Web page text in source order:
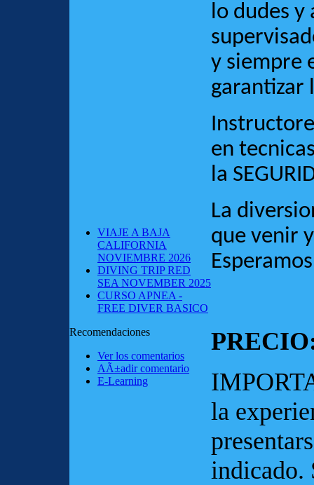
VIAJE A BAJA
CALIFORNIA
NOVIEMBRE 2026
DIVING TRIP RED
SEA NOVEMBER 2025
CURSO APNEA -
FREE DIVER BASICO
Recomendaciones
Ver los comentarios
AÃ±adir comentario
E-Learning
lo dudes y
y siempre
garantizar
en
la
La
que venir
la
indicado.